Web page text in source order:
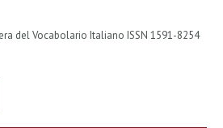
del Vocabolario Italiano ISSN 1591-8254